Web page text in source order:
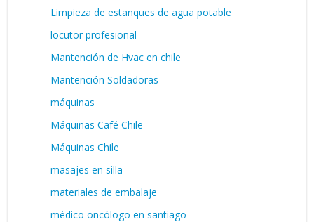
Limpieza de estanques de agua potable
locutor profesional
Mantención de Hvac en chile
Mantención Soldadoras
máquinas
Máquinas Café Chile
Máquinas Chile
masajes en silla
materiales de embalaje
médico oncólogo en santiago